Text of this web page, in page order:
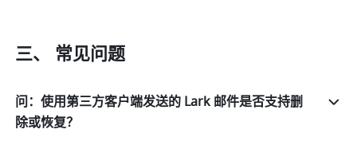
三、 常见问题
问：使用第三方客户端发送的 Lark 邮件是否支持删
除或恢复？